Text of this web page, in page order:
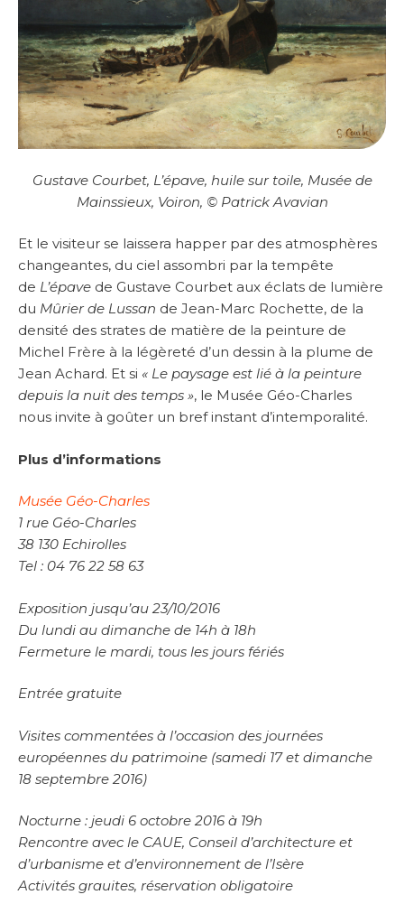
Gustave Courbet, L’épave, huile sur toile, Musée de
Mainssieux, Voiron, © Patrick Avavian
Et le visiteur se laissera happer par des atmosphères
changeantes, du ciel assombri par la tempête
de L’épave de Gustave Courbet aux éclats de lumière
du Mûrier de Lussan de Jean-Marc Rochette, de la
densité des strates de matière de la peinture de
Michel Frère à la légèreté d’un dessin à la plume de
Jean Achard. Et si « Le paysage est lié à la peinture
depuis la nuit des temps », le Musée Géo-Charles
nous invite à goûter un bref instant d’intemporalité.
Plus d’informations
Musée Géo-Charles
1 rue Géo-Charles
38 130 Echirolles
Tel : 04 76 22 58 63
Exposition jusqu’au 23/10/2016
Du lundi au dimanche de 14h à 18h
Fermeture le mardi, tous les jours fériés
Entrée gratuite
Visites commentées à l’occasion des journées
européennes du patrimoine (samedi 17 et dimanche
18 septembre 2016)
Nocturne : jeudi 6 octobre 2016 à 19h
Rencontre avec le CAUE, Conseil d’architecture et
d’urbanisme et d’environnement de l’Isère
Activités grauites, réservation obligatoire